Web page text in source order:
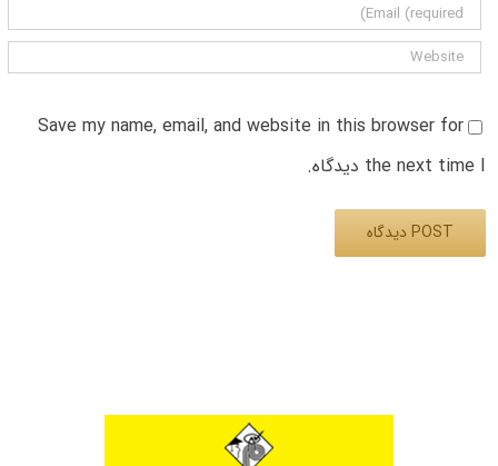
Save my name, email, and website in this browser for
the next time I دیدگاه.